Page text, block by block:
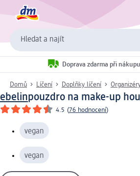
Hledat a najít
Doprava zdarma při
Domů Líčení Doplňky líčení
ebelinpouzdro na make-up
4.5 (76 hodnocení)
vegan
vegan